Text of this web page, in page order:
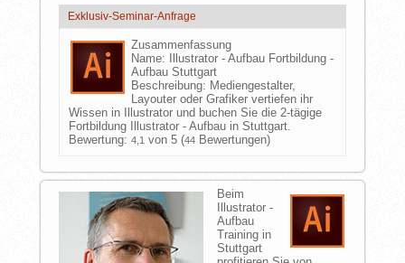
Exklusiv-Seminar-Anfrage
Zusammenfassung
Name: Illustrator - Aufbau Fortbildung -
Aufbau Stuttgart
Beschreibung: Mediengestalter,
Layouter oder Grafiker vertiefen ihr
Wissen in Illustrator und buchen Sie die 2-tägige
Fortbildung Illustrator - Aufbau in Stuttgart.
Bewertung: 4,1 von 5 (44Bewertungen)
Beim
Illustrator -
Aufbau
Training in
Stuttgart